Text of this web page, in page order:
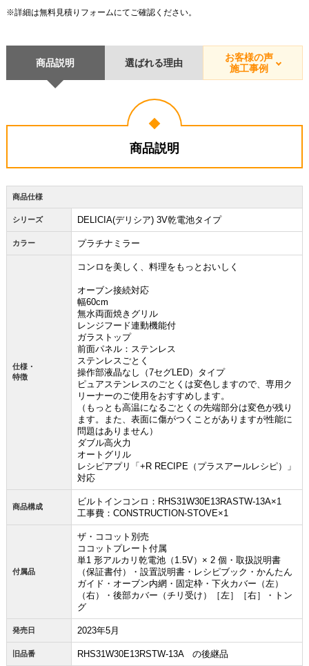
※詳細は無料見積りフォームにてご確認ください。
商品説明 選ばれる理由
お客様の声
施工事例
商品説明
商品仕様
シリーズ DELICIA(デリシア) 3V乾電池タイプ
カラー プラチナミラー
仕様・
特徴
コンロを美しく、料理をもっとおいしく
オーブン接続対応
幅60cm
無水両面焼きグリル
レンジフード連動機能付
ガラストップ
前面パネル：ステンレス
ステンレスごとく
操作部液晶なし（7セグLED）タイプ
ピュアステンレスのごとくは変色しますので、専用ク
リーナーのご使用をおすすめします。
（もっとも高温になるごとくの先端部分は変色が残り
ます。また、表面に傷がつくことがありますが性能に
問題はありません）
ダブル高火力
オートグリル
レシピアプリ「+R RECIPE（プラスアールレシピ）」
対応
商品構成
ビルトインコンロ：RHS31W30E13RASTW-13A×1
工事費：CONSTRUCTION-STOVE×1
付属品
ザ・ココット別売
ココットプレート付属
単1 形アルカリ乾電池（1.5V）× 2 個・取扱説明書
（保証書付）・設置説明書・レシピブック・かんたん
ガイド・オーブン内網・固定枠・下火カバー（左）
（右）・後部カバー（チリ受け）［左］［右］・トン
グ
発売日 2023年5月
旧品番 RHS31W30E13RSTW-13A の後継品